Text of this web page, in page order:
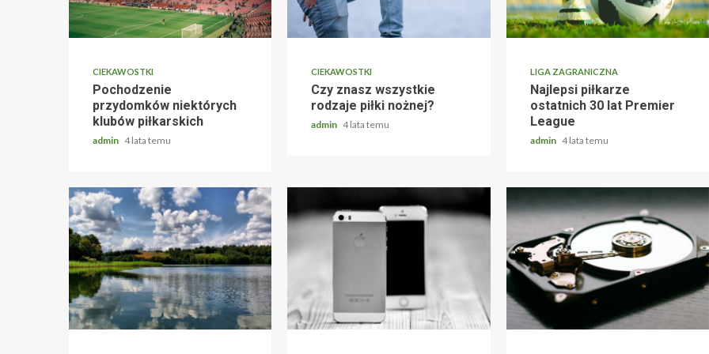
CIEKAWOSTKI
Pochodzenie
przydomków niektórych
klubów piłkarskich
admin 4 lata temu
CIEKAWOSTKI
Czy znasz wszystkie
rodzaje piłki nożnej?
admin 4 lata temu
LIGA ZAGRANICZNA
Najlepsi piłkarze
ostatnich 30 lat Premier
League
admin 4 lata temu
Dlaczego iPhony są
nieustannie tak popularne?
admin 4 lata temu